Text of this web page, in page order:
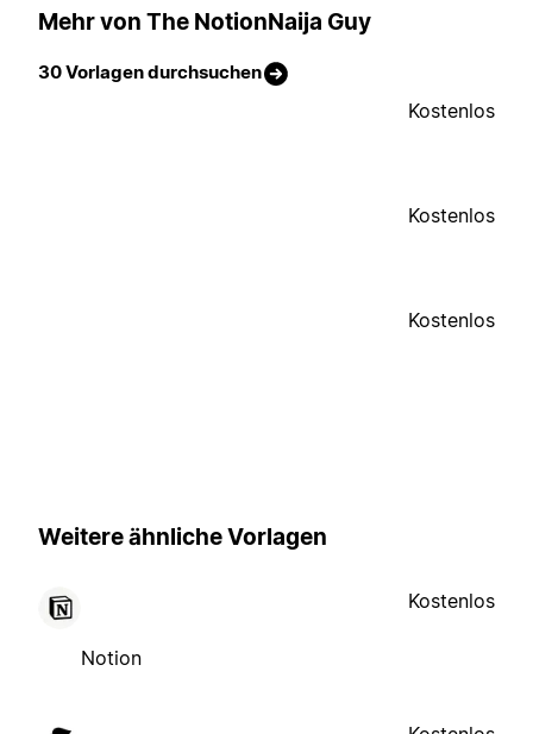
Mehr von The NotionNaija Guy
30 Vorlagen durchsuchen
Kostenlos
Kostenlos
Kostenlos
Weitere ähnliche Vorlagen
Notion
Kostenlos